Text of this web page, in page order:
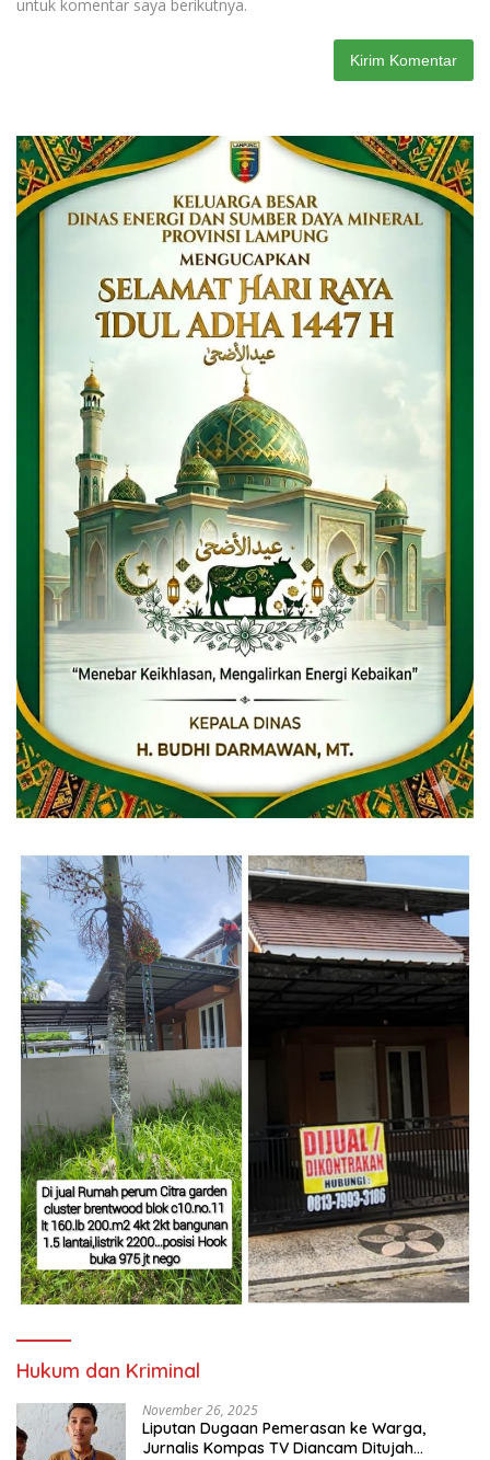
untuk komentar saya berikutnya.
Hukum dan Kriminal
November 26, 2025
Liputan Dugaan Pemerasan ke Warga,
Jurnalis Kompas TV Diancam Ditujah